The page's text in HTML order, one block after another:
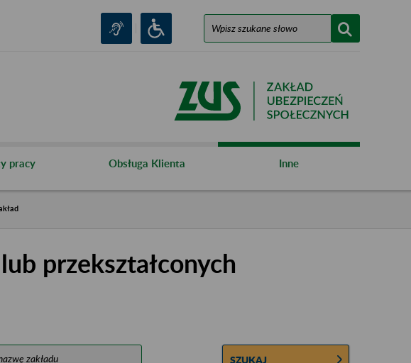
pracy Obsługa Klienta Inne
przekształconych
SZUKAJ